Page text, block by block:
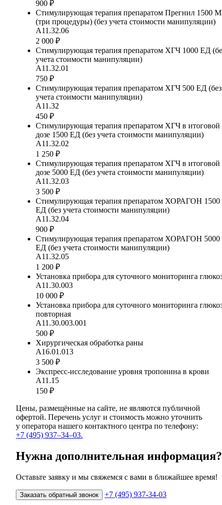
900 ₽
Стимулирующая терапия препаратом Прегнил 1500
(три процедуры) (без учета стоимости манипуляции)
А11.32.06
2 000 ₽
Стимулирующая терапия препаратом ХГЧ 1000 ЕД
учета стоимости манипуляции)
А11.32.01
750 ₽
Стимулирующая терапия препаратом ХГЧ 500 ЕД (без
учета стоимости манипуляции)
А11.32
450 ₽
Стимулирующая терапия препаратом ХГЧ в итоговой
дозе 1500 ЕД (без учета стоимости манипуляции)
А11.32.02
1 250 ₽
Стимулирующая терапия препаратом ХГЧ в итоговой
дозе 5000 ЕД (без учета стоимости манипуляции)
А11.32.03
3 500 ₽
Стимулирующая терапия препаратом ХОРАГОН 1500
ЕД (без учета стоимости манипуляции)
А11.32.04
900 ₽
Стимулирующая терапия препаратом ХОРАГОН 5000
ЕД (без учета стоимости манипуляции)
А11.32.05
1 200 ₽
Установка прибора для суточного мониторинга
А11.30.003
10 000 ₽
Установка прибора для суточного мониторинга
повторная
А11.30.003.001
500 ₽
Хирургическая обработка раны
А16.01.013
3 500 ₽
Экспресс-исследование уровня тропонина в крови
А11.15
150 ₽
Цены, размещённые на сайте, не являются публичной
офертой. Перечень услуг и стоимость можно уточнить
у оператора нашего контактного центра по телефону:
+7 (495) 937–34–03.
Нужна дополнительная информация?
Оставьте заявку и мы свяжемся с вами в ближайшее время!
Заказать обратный звонок +7 (495) 937-34-03